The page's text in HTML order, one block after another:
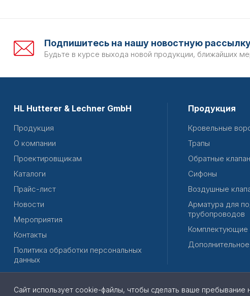
Подпишитесь на нашу новостную
Будьте в курсе выхода новой продукции, ближайших
HL Hutterer & Lechner GmbH
Продукция
О компании
Проектировщикам
Каталоги
Прайс-лист
Новости
Мероприятия
Контакты
Политика обработки персональных
данных
Продукция
Кровельные
Трапы
Обратные
Сифоны
Воздушные
Арматура для
трубопроводов
Комплектующие
Сайт использует cookie-файлы, чтобы сделать ваше